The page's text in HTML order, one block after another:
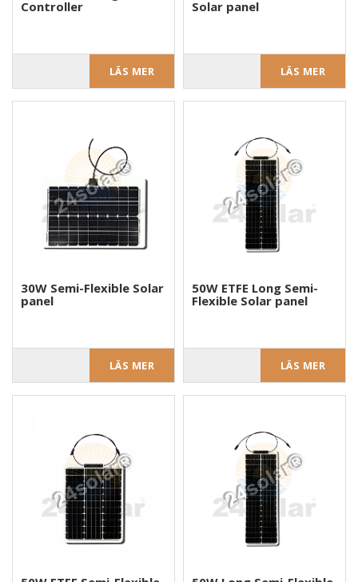
Controller
LÄS MER
Solar panel
LÄS MER
30W Semi-Flexible Solar
panel
LÄS MER
50W ETFE Long Semi-
Flexible Solar panel
LÄS MER